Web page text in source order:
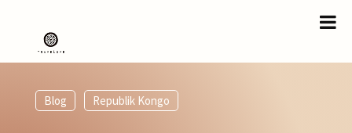
Blog Republik Kongo